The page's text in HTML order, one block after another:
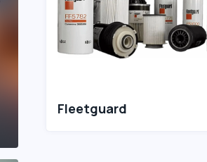
Fleetguard